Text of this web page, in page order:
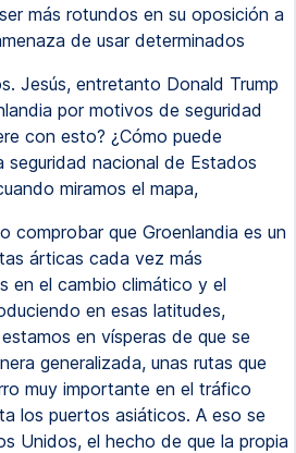
más rotundos en su oposición a
de usar determinados
Jesús, entretanto Donald Trump
por motivos de seguridad
con esto? ¿Cómo puede
seguridad nacional de Estados
miramos el mapa,
comprobar que Groenlandia es un
árticas cada vez más
en el cambio climático y el
en esas latitudes,
en vísperas de que se
generalizada, unas rutas que
muy importante en el tráfico
los puertos asiáticos. A eso se
Unidos, el hecho de que la propia